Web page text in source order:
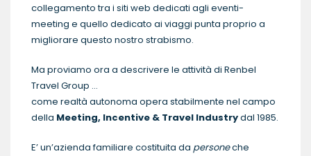
collegamento tra i siti web dedicati agli eventi-
meeting e quello dedicato ai viaggi punta proprio a
migliorare questo nostro strabismo.
Ma proviamo ora a descrivere le attività di Renbel
Travel Group …
come realtà autonoma opera stabilmente nel campo
della Meeting, Incentive & Travel Industrydal 1985.
E’ un’azienda familiare costituita da personeche